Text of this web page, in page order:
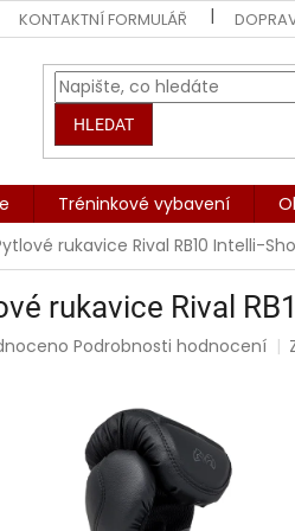
KONTAKTNÍ FORMULÁŘ
HLEDAT
Tréninkové vybavení
rukavice Rival RB10 Intelli-
rukavice Rival
Podrobnosti hodnocení